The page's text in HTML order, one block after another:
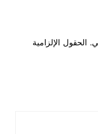
الحقول الإلزامية